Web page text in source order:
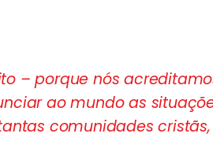
– porque nós
ao mundo as
comunidades